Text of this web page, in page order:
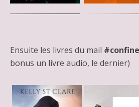
Ensuite les livres du mail
bonus un livre audio, le dernier)